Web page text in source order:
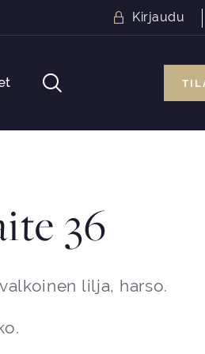
Kirjaudu
36
lilja, harso.